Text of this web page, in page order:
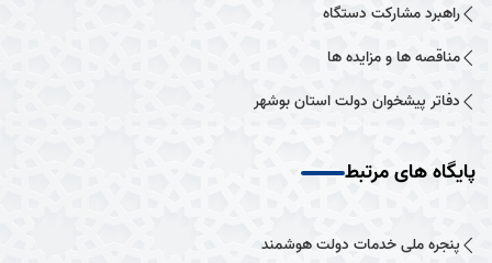
راهبرد مشارکت دستگاه
مناقصه ها و مزایده ها
دفاتر پیشخوان دولت استان بوشهر
پایگاه های مرتبط
پنجره ملی خدمات دولت هوشمند